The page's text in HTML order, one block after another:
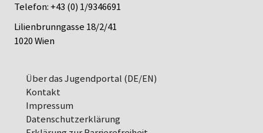
Telefon:+43 (0) 1/9346691
Lilienbrunngasse 18/2/41
1020 Wien
Über das Jugendportal (DE/EN)
Kontakt
Impressum
Datenschutz­erklärung